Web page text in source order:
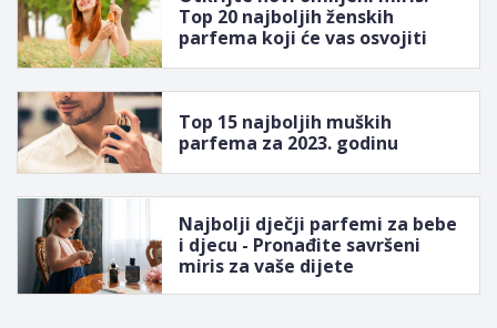
Top 20 najboljih ženskih
parfema koji će vas osvojiti
Top 15 najboljih muških
parfema za 2023. godinu
Najbolji dječji parfemi za bebe
i djecu - Pronađite savršeni
miris za vaše dijete